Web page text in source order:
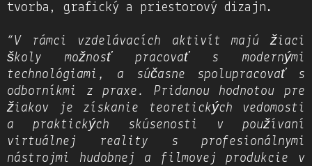
tvorba, grafický a priestorový dizajn.
“V rámci vzdelávacích aktivít majú žiaci
školy možnosť pracovať s modernými
technológiami, a súčasne spolupracovať s
odborníkmi z praxe. Pridanou hodnotou pre
žiakov je získanie teoretických vedomosti
a praktických skúsenosti v používaní
virtuálnej reality s profesionálnymi
nástrojmi hudobnej a filmovej produkcie v